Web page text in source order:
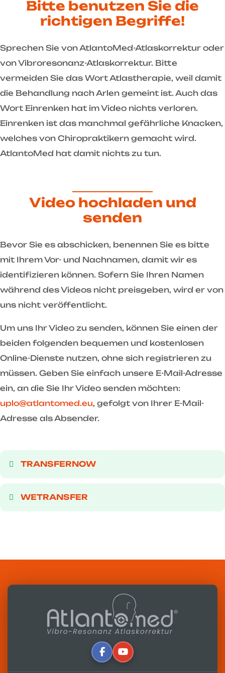
Bitte benutzen Sie die
richtigen Begriffe!
Sprechen Sie von AtlantoMed-Atlaskorrektur oder
von Vibroresonanz-Atlaskorrektur. Bitte
vermeiden Sie das Wort Atlastherapie, weil damit
die Behandlung nach Arlen gemeint ist. Auch das
Wort Einrenken hat im Video nichts verloren.
Einrenken ist das manchmal gefährliche Knacken,
welches von Chiropraktikern gemacht wird.
AtlantoMed hat damit nichts zu tun.
Video hochladen und
senden
Bevor Sie es abschicken, benennen Sie es bitte
mit Ihrem Vor- und Nachnamen, damit wir es
identifizieren können. Sofern Sie Ihren Namen
während des Videos nicht preisgeben, wird er von
uns nicht veröffentlicht.
Um uns Ihr Video zu senden, können Sie einen der
beiden folgenden bequemen und kostenlosen
Online-Dienste nutzen, ohne sich registrieren zu
müssen. Geben Sie einfach unsere E-Mail-Adresse
ein, an die Sie Ihr Video senden möchten:
uplo@atlantomed.eu, gefolgt von Ihrer E-Mail-
Adresse als Absender.
TRANSFERNOW
WETRANSFER